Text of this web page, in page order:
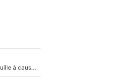
«Détester à vie», Stéphane Guy dans une embrouille à cause du PSG !